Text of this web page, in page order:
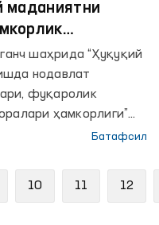
маданиятни
қилинди
шаҳрида “Ҳуқуқий
нодавлат
фуқаролик
ҳамкорлиги”
бўлиб ўтди.Батафсил
10 11 12